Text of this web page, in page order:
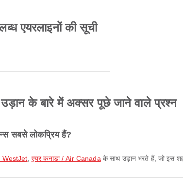
एयरलाइनों की सूची
के बारे में अक्सर पूछे जाने वाले प्रश्न
सबसे लोकप्रिय हैं?
WestJet एयर कनाडा / Air Canada के साथ उड़ान भरते हैं, जो इस